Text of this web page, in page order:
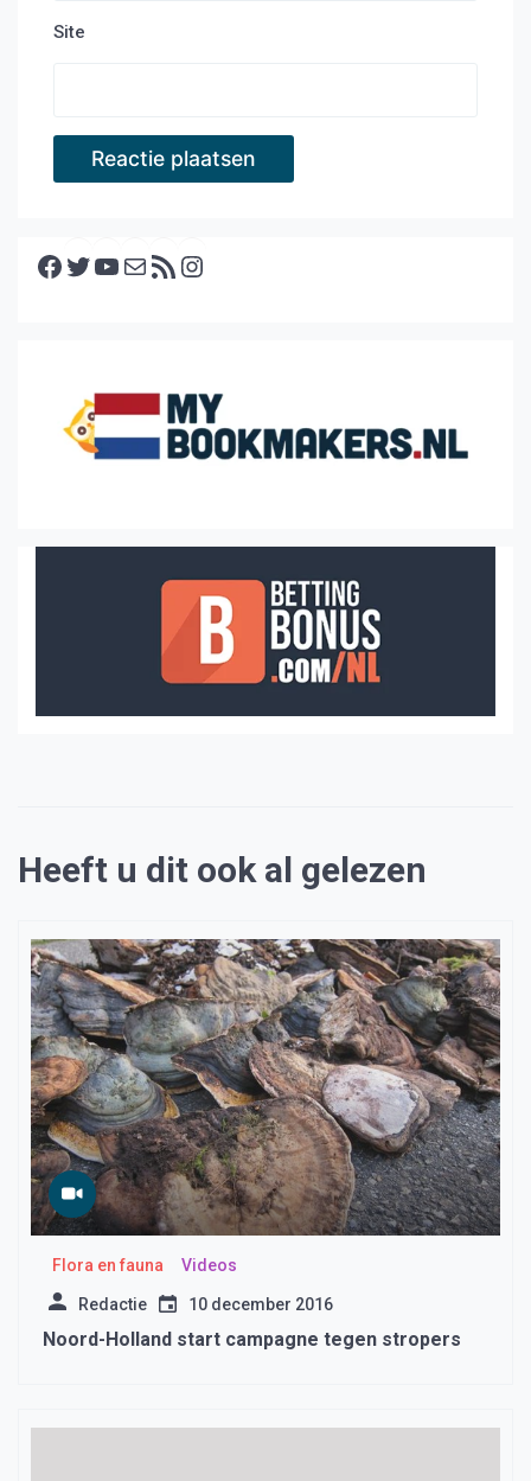
Site
Facebook Twitter YouTube E-mail RSS feed
Heeft u dit ook al gelezen
Flora en fauna Videos
Redactie 10 december 2016
Noord-Holland start campagne tegen stropers